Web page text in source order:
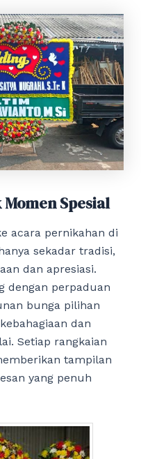
Spesial
acara pernikahan di
sekadar tradisi,
dan apresiasi.
dengan perpaduan
bunga pilihan
dan
Setiap rangkaian
tampilan
yang penuh